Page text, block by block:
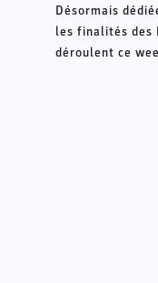
Désormais
les finalités des
déroulent ce